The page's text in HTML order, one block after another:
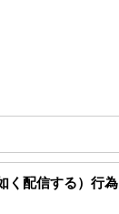
く配信する）行為